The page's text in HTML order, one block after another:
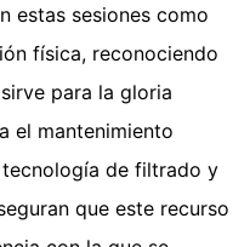
estas sesiones como
física, reconociendo
para la gloria
el mantenimiento
de filtrado y
que este recurso